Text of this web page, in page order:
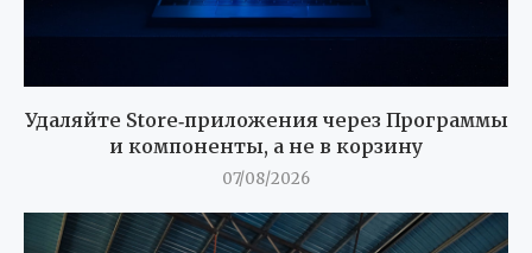
Удаляйте Store‑приложения через Программы
и компоненты, а не в корзину
07/08/2026